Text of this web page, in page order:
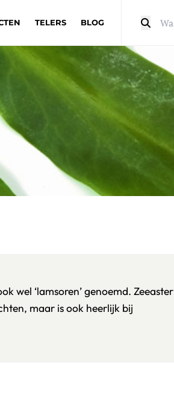
TELERS BLOG
wel ‘lamsoren’ genoemd. Zeeaster
maar is ook heerlijk bij